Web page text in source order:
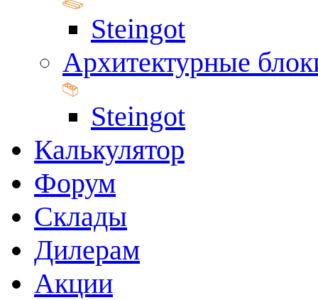
Steingot
Архитектурные
Steingot
Калькулятор
Форум
Склады
Дилерам
Акции